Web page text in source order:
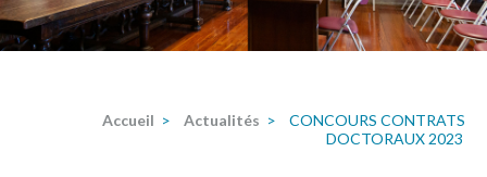
Accueil > Actualités >
CONCOURS CONTRATS
DOCTORAUX 2023